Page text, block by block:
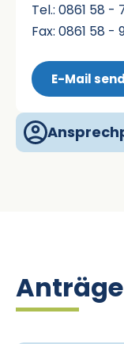
Tel.: 0861 58 -
Fax: 0861 58 -
E-Mail